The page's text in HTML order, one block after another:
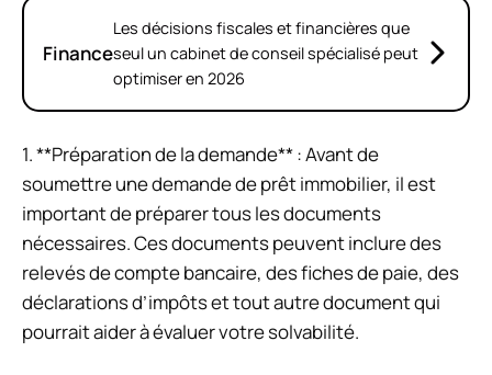
Finance
Les décisions fiscales et financières que
seul un cabinet de conseil spécialisé peut
optimiser en 2026
1. **Préparation de la demande** : Avant de
soumettre une demande de prêt immobilier, il est
important de préparer tous les documents
nécessaires. Ces documents peuvent inclure des
relevés de compte bancaire, des fiches de paie, des
déclarations d’impôts et tout autre document qui
pourrait aider à évaluer votre solvabilité.